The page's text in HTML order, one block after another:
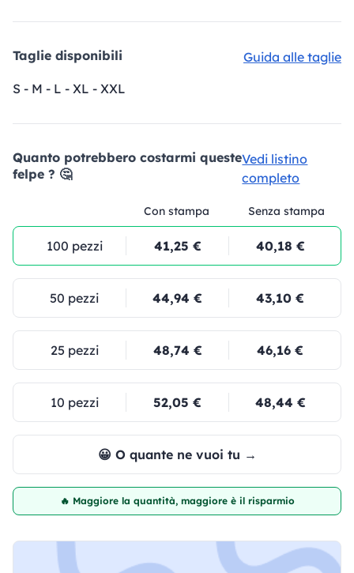
Taglie disponibili
Guida alle taglie
S - M - L - XL - XXL
Quanto potrebbero costarmi queste
felpe ? 🤔
Vedi listino
completo
Con stampa Senza stampa
100 pezzi 41,25 € 40,18 €
50 pezzi 44,94 € 43,10 €
25 pezzi 48,74 € 46,16 €
10 pezzi 52,05 € 48,44 €
😀 O quante ne vuoi tu →
🔥 Maggiore la quantità, maggiore è il risparmio